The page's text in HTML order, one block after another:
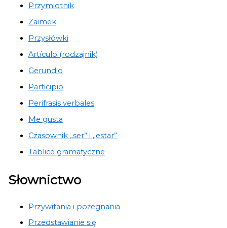
Przymiotnik
Zaimek
Przysłówki
Artículo (rodzajnik)
Gerundio
Participio
Perifrasis verbales
Me gusta
Czasownik „ser” i „estar”
Tablice gramatyczne
Słownictwo
Przywitania i pożegnania
Przedstawianie się